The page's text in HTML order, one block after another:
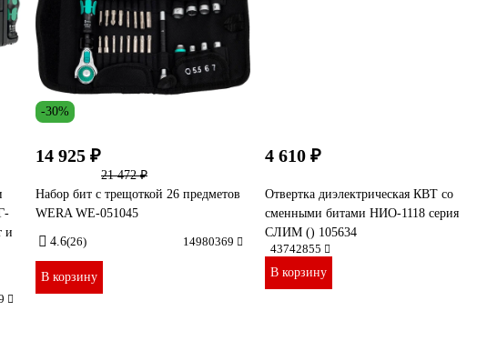
и
-30%
14 925 ₽
21 472 ₽
Набор бит с трещоткой 26 предметов
WERA WE-051045
4.6(26) 14980369
В корзину
4 610 ₽
Отвертка диэлектрическая КВТ со
сменными битами НИО-1118 серия
СЛИМ () 105634
43742855
В корзину